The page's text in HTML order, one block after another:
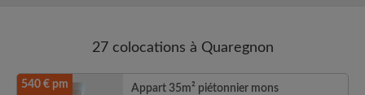
27 colocations à Quaregnon
540 € pm
Appart 35m² piétonnier mons